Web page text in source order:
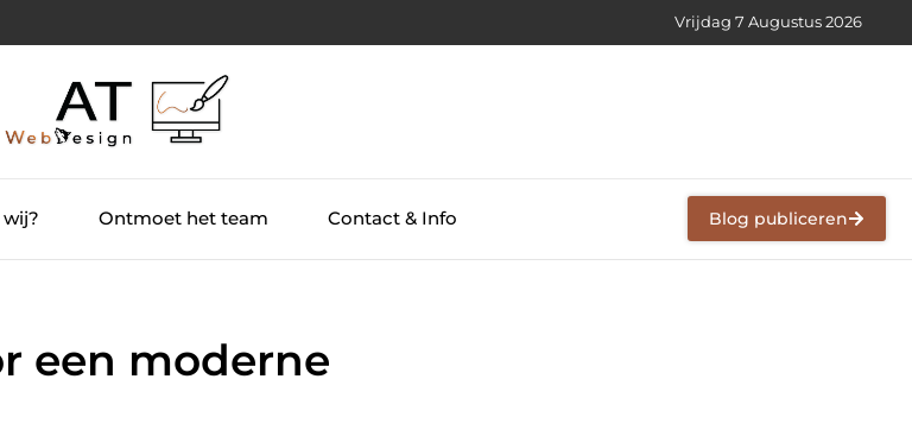
Vrijdag 7 Augustus 2026
Ontmoet het team Contact & Info Blog publiceren
een moderne